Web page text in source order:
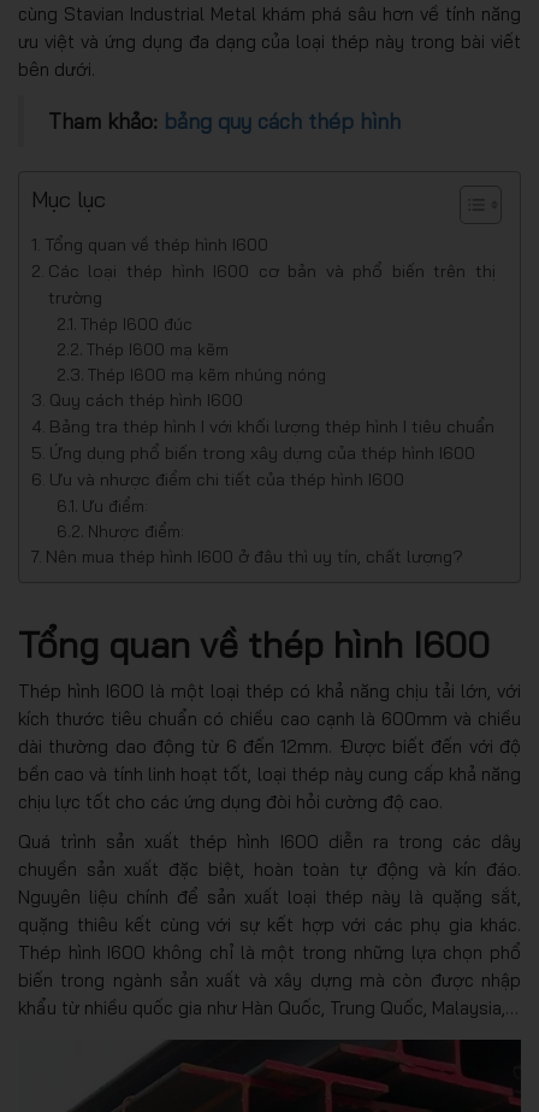
cùng Stavian Industrial Metal khám phá sâu hơn về tính năng
ưu việt và ứng dụng đa dạng của loại thép này trong bài viết
bên dưới.
Tham khảo: bảng quy cách thép hình
Mục lục
Tổng quan về thép hình I600
Các loại thép hình I600 cơ bản và phổ biến trên thị
trường
Thép I600 đúc
Thép I600 mạ kẽm
Thép I600 mạ kẽm nhúng nóng
Quy cách thép hình I600
Bảng tra thép hình I với khối lượng thép hình I tiêu chuẩn
Ứng dụng phổ biến trong xây dựng của thép hình I600
Ưu và nhược điểm chi tiết của thép hình I600
Ưu điểm:
Nhược điểm:
Nên mua thép hình I600 ở đâu thì uy tín, chất lượng?
Tổng quan về thép hình I600
Thép hình I600 là một loại thép có khả năng chịu tải lớn, với
kích thước tiêu chuẩn có chiều cao cạnh là 600mm và chiều
dài thường dao động từ 6 đến 12mm. Được biết đến với độ
bền cao và tính linh hoạt tốt, loại thép này cung cấp khả năng
chịu lực tốt cho các ứng dụng đòi hỏi cường độ cao.
Quá trình sản xuất thép hình I600 diễn ra trong các dây
chuyền sản xuất đặc biệt, hoàn toàn tự động và kín đáo.
Nguyên liệu chính để sản xuất loại thép này là quặng sắt,
quặng thiêu kết cùng với sự kết hợp với các phụ gia khác.
Thép hình I600 không chỉ là một trong những lựa chọn phổ
biến trong ngành sản xuất và xây dựng mà còn được nhập
khẩu từ nhiều quốc gia như Hàn Quốc, Trung Quốc, Malaysia,…